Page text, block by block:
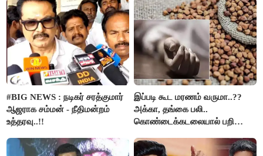
கைது..!!
#BIG NEWS : நடிகர் சரத்குமார்
ஆஜராக சம்மன் - நீதிமன்றம்
உத்தரவு..!!
இப்படி கூட மரணம் வருமா..??
அக்கா, தங்கை பலி..
கொண்டைக்கடலையால் பறிபோன